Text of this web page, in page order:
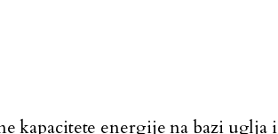
kapacitete energije na bazi uglja i